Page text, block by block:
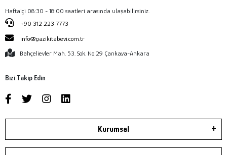
Haftaiçi 08:30 - 18:00 saatleri arasında ulaşabilirsiniz.
+90 312 223 7773
info@gazikitabevi.com.tr
Bahçelievler Mah. 53. Sok. No:29 Çankaya-Ankara
Bizi Takip Edin
Kurumsal